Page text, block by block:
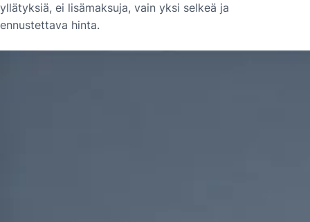
yllätyksiä, ei lisämaksuja, vain yksi selkeä ja
ennustettava hinta.